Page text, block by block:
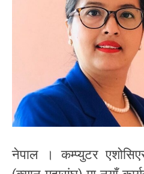
नेपाल । कम्प्युटर